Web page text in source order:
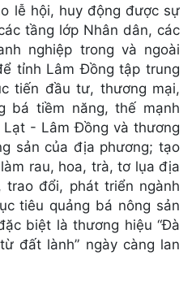
lễ hội, huy động được sự
tầng lớp Nhân dân, các
nghiệp trong và ngoài
tỉnh Lâm Đồng tập trung
tiến đầu tư, thương mại,
bá tiềm năng, thế mạnh
- Lâm Đồng và thương
sản của địa phương; tạo
rau, hoa, trà, tơ lụa địa
trao đổi, phát triển ngành
tiêu quảng bá nông sản
biệt là thương hiệu “Đà
đất lành” ngày càng lan